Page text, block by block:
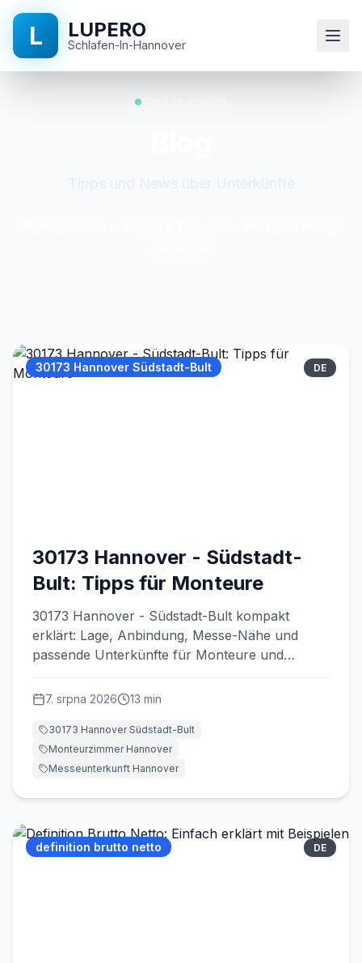
L LUPERO
Schlafen-In-Hannover
Lokality
Otázky
in
@
c
hl
af
in
a
n
n
v
r.
d
Tipps und News über Unterkünfte
30173 Hannover Südstadt-Bult DE
30173 Hannover - Südstadt-
Bult: Tipps für Monteure
30173 Hannover - Südstadt-Bult kompakt
erklärt: Lage, Anbindung, Messe-Nähe und
passende Unterkünfte für Monteure und
7. srpna 2026 13 min
30173 Hannover Südstadt-Bult
Monteurzimmer Hannover
Messeunterkunft Hannover
definition brutto netto DE